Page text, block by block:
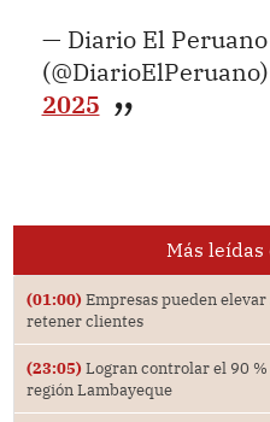
— Diario El Peruano
(@DiarioElPeruano)
2025
Más
(01:00) Empresas pueden
retener clientes
(23:05) Logran controlar el 90
región Lambayeque